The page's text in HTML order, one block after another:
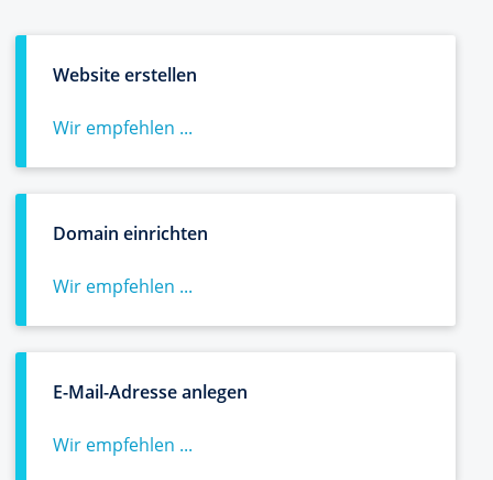
Website erstellen
Wir empfehlen ...
Domain einrichten
Wir empfehlen ...
E-Mail-Adresse anlegen
Wir empfehlen ...